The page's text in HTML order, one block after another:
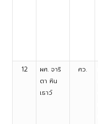
12
ผศ. จาริ
ตา หิน
เธาว์
ศว.